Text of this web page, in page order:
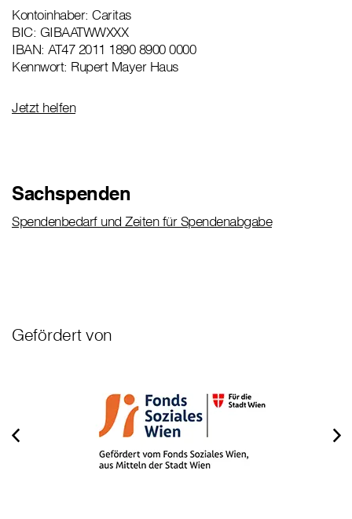
Kontoinhaber: Caritas
BIC: GIBAATWWXXX
IBAN: AT47 2011 1890 8900 0000
Kennwort: Rupert Mayer Haus
Jetzt helfen
Sachspenden
Spendenbedarf und Zeiten für Spendenabgabe
Gefördert von